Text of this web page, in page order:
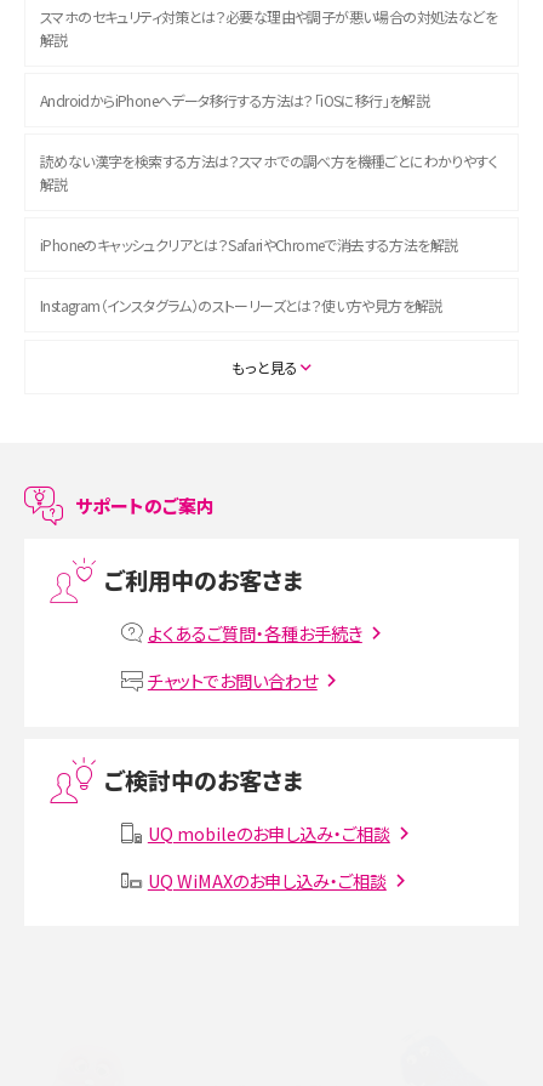
スマホのセキュリティ対策とは？必要な理由や調子が悪い場合の対処法などを
解説
AndroidからiPhoneへデータ移行する方法は？「iOSに移行」を解説
読めない漢字を検索する方法は？スマホでの調べ方を機種ごとにわかりやすく
解説
iPhoneのキャッシュクリアとは？SafariやChromeで消去する方法を解説
Instagram（インスタグラム）のストーリーズとは？使い方や見方を解説
ASMRとは？初心者向けの代表ジャンルや楽しみ方を解説
LINEで友だちを削除する方法は？方法ごとの影響や復活・復元する方法も解説
MNOとは？MVNOやMVNEとの違いやメリット・デメリットを解説
VPN接続とは？仕組みや必要性、メリット・デメリット、接続方法を解説
Instagram（インスタグラム）でスクショするとバレる？バレるケースや撮り方も解
SMSとは？料金やできること、注意点や届かない時の対処法を解説
もっと見る
サポートのご案内
ご利用中のお客さま
よくあるご質問・各種お手続き
チャットでお問い合わせ
ご検討中のお客さま
UQ mobileのお申し込み・ご相談
UQ WiMAXのお申し込み・ご相談